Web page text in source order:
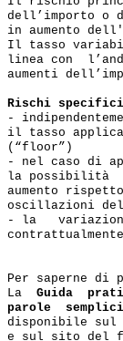
dell’importo o
in aumento
Il tasso
linea con
aumenti
Rischi
-
il tasso
(“floor”)
- nel caso di
la possibilità
aumento
oscillazioni
- la
Per saperne di
La Guida
parole
disponibile